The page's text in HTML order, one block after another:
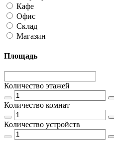
Кафе
Офис
Склад
Магазин
Площадь
Количество этажей
Количество комнат
Количество устройств